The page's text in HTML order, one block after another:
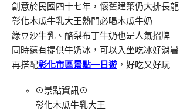
創意於民國四十七年，懷舊建築仍大排長龍
彰化木瓜牛乳大王熱門必喝木瓜牛奶
綠豆沙牛乳、酪梨布丁牛奶也是人氣招牌
同時還有提供牛奶冰，可以入坐吃冰好消暑
再搭配彰化市區景點一日遊 ，好吃又好玩
⊙景點資訊⊙
彰化木瓜牛乳大王